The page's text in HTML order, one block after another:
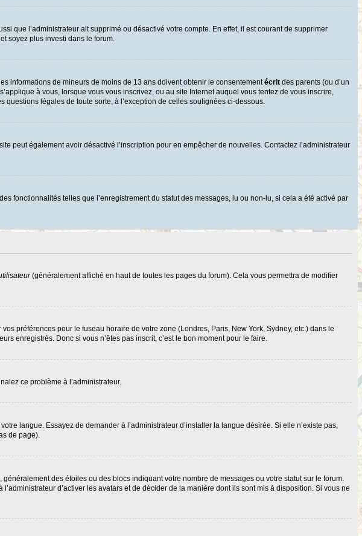
que l’administrateur ait supprimé ou désactivé votre compte. En effet, il est courant de supprimer
soyez plus investi dans le forum.
informations de mineurs de moins de 13 ans doivent obtenir le consentementécrit des parents (ou d’un
à vous, lorsque vous vous inscrivez, ou au site Internet auquel vous tentez de vous inscrire,
légales de toute sorte, à l’exception de celles soulignées ci-dessous.
peut également avoir désactivé l’inscription pour en empêcher de nouvelles. Contactez l’administrateur
fonctionnalités telles que l’enregistrement du statut des messages, lu ou non-lu, si cela a été activé par
(généralement affiché en haut de toutes les pages du forum). Cela vous permettra de modifier
préférences pour le fuseau horaire de votre zone (Londres, Paris, New York, Sydney, etc.) dans le
enregistrés. Donc si vous n’êtes pas inscrit, c’est le bon moment pour le faire.
ce problème à l’administrateur.
langue. Essayez de demander à l’administrateur d’installer la langue désirée. Si elle n’existe pas,
de page).
des étoiles ou des blocs indiquant votre nombre de messages ou votre statut sur le forum.
d’activer les avatars et de décider de la manière dont ils sont mis à disposition. Si vous ne